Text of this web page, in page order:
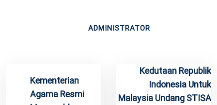
ADMINISTRATOR
Kementerian
Agama Resmi
Kedutaan Republik
Indonesia Untuk
Malaysia Undang STISA